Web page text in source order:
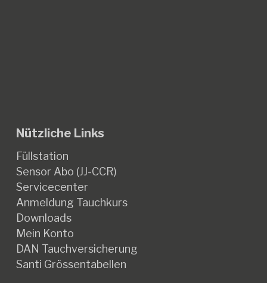
Nützliche Links
Füllstation
Sensor Abo (JJ-CCR)
Servicecenter
Anmeldung Tauchkurs
Downloads
Mein Konto
DAN Tauchversicherung
Santi Grössentabellen